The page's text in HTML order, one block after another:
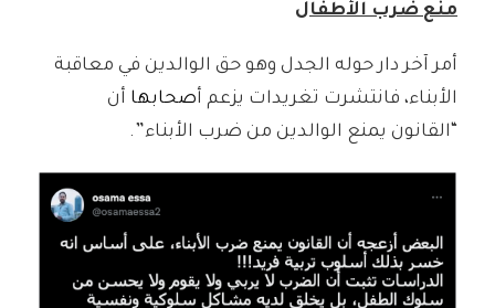
منع ضرب الأطفال
أمر آخر دار حوله الجدل وهو حق الوالدين في معاقبة
الأبناء، فانتشرت تغريدات يزعم أصحابها أن
“القانون يمنع الوالدين من ضرب الأبناء”.